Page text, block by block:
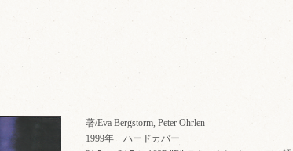
著/Eva Bergstorm, Peter Ohrlen
1999年 ハードカバー